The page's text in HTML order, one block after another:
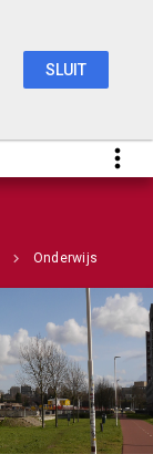
Infographic
Onderwijs
SLUIT